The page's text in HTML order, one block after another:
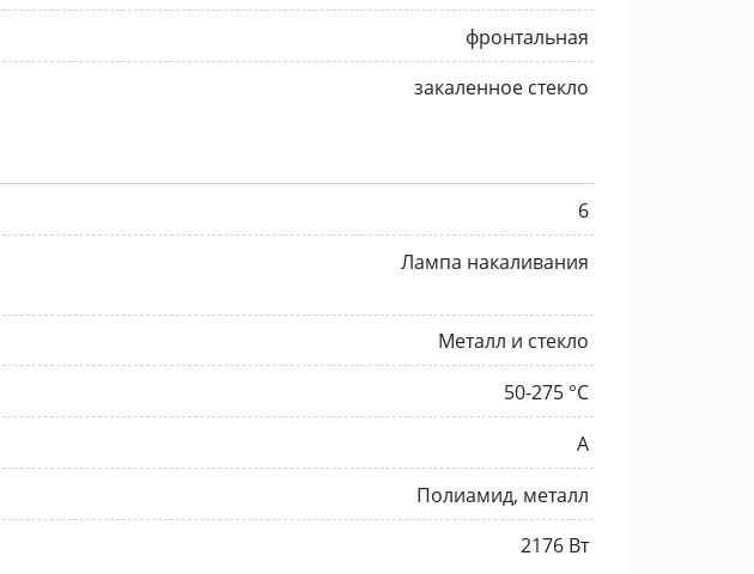
фронтальная
закаленное стекло
6
Лампа накаливания
Металл и стекло
50-275 °C
A
Полиамид, металл
2176 Вт